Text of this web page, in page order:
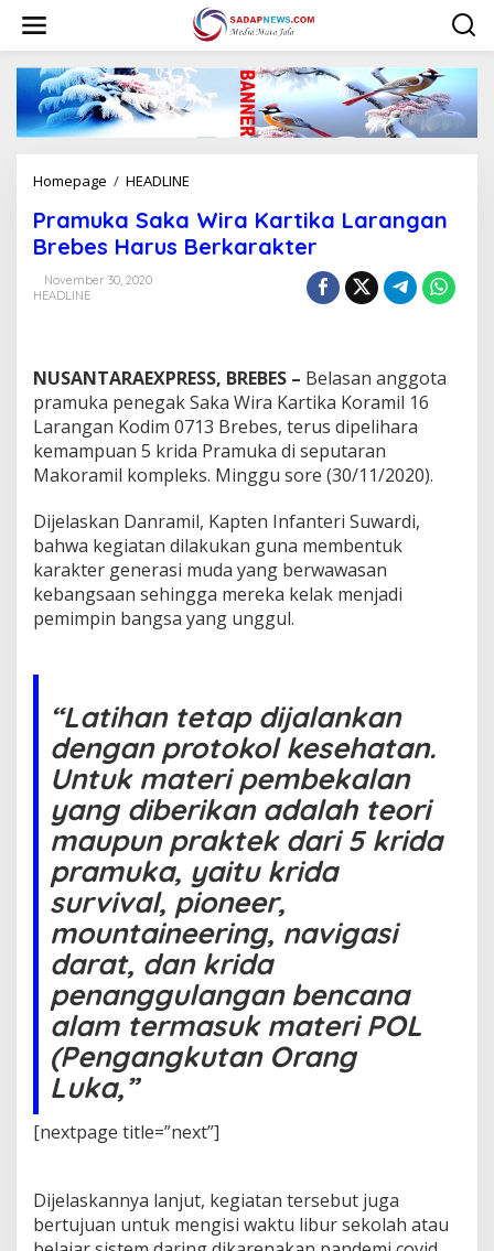
w
Homepage / HEADLINE
a
m
u
a
W
i
a
K
r
t
i
k
a
L
g
n
B
r
e
b
e
s
H
a
r
u
s
B
r
k
a
k
r
Pramuka Saka Wira Kartika Larangan
Brebes Harus Berkarakter
November 30, 2020
HEADLINE
NUSANTARAEXPRESS, BREBES – Belasan anggota
pramuka penegak Saka Wira Kartika Koramil 16
Larangan Kodim 0713 Brebes, terus dipelihara
kemampuan 5 krida Pramuka di seputaran
Makoramil kompleks. Minggu sore (30/11/2020).
Dijelaskan Danramil, Kapten Infanteri Suwardi,
bahwa kegiatan dilakukan guna membentuk
karakter generasi muda yang berwawasan
kebangsaan sehingga mereka kelak menjadi
pemimpin bangsa yang unggul.
“Latihan tetap dijalankan
dengan protokol kesehatan.
Untuk materi pembekalan
yang diberikan adalah teori
maupun praktek dari 5 krida
pramuka, yaitu krida
survival, pioneer,
mountaineering, navigasi
darat, dan krida
penanggulangan bencana
alam termasuk materi POL
(Pengangkutan Orang
Luka,”
[nextpage title=”next”]
Dijelaskannya lanjut, kegiatan tersebut juga
bertujuan untuk mengisi waktu libur sekolah atau